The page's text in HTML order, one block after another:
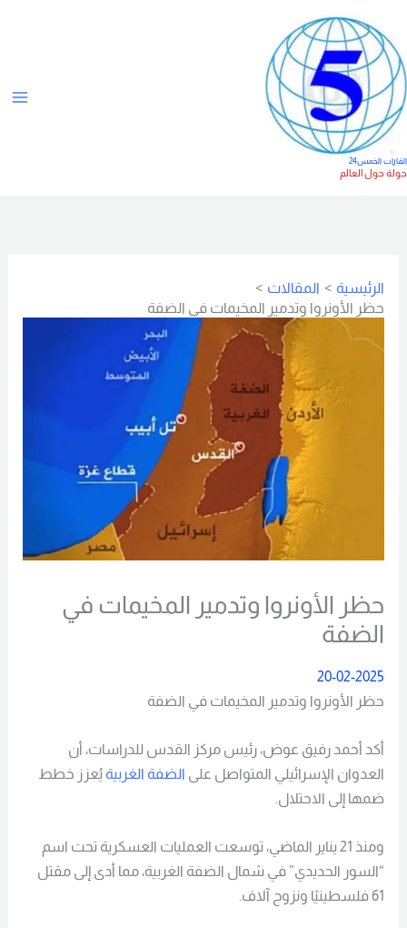
الخمس24
حول العالم
الرئيسية
المقالات
حظر الأونروا وتدمير المخيمات في الضفة
حظر الأونروا وتدمير المخيمات في
الضفة
20-02-2025
حظر الأونروا وتدمير المخيمات في الضفة
أكد أحمد رفيق عوض، رئيس مركز القدس للدراسات، أن
العدوان الإسرائيلي المتواصل على الضفة الغربية يُعزز خطط
ضمها إلى الاحتلال.
ومنذ 21 يناير الماضي، توسعت العمليات العسكرية تحت اسم
“السور الحديدي” في شمال الضفة الغربية، مما أدى إلى مقتل
61 فلسطينيًا ونزوح آلاف.
ص
ف
ا